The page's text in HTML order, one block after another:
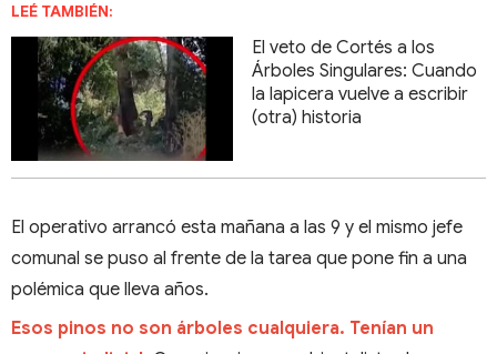
LEÉ TAMBIÉN:
El veto de Cortés a los
Árboles Singulares: Cuando
la lapicera vuelve a escribir
(otra) historia
El operativo arrancó esta mañana a las 9 y el mismo jefe
comunal se puso al frente de la tarea que pone fin a una
polémica que lleva años.
Esos pinos no son árboles cualquiera. Tenían un